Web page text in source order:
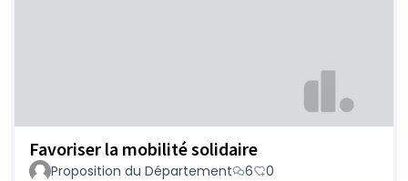
Favoriser la mobilité solidaire
Proposition du Département 6 0